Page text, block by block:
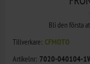
Bli den första
Tillverkare: CFMOTO
Artikelnr: 7020-040104-